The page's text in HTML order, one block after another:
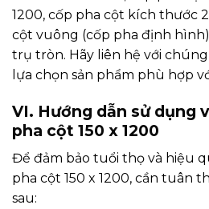
1200, cốp pha cột kích thước
cột vuông (cốp pha định
trụ tròn. Hãy liên hệ với
lựa chọn sản phẩm phù hợp
VI. Hướng dẫn sử dụng
pha cột 150 x 1200
Để đảm bảo tuổi thọ và hiệu
pha cột 150 x 1200, cần tuân
sau: